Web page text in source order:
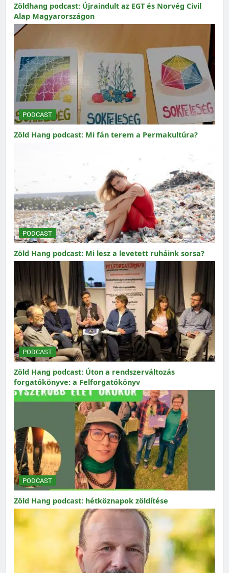
Zöldhang podcast: Újraindult az EGT és Norvég Civil
Alap Magyarországon
PODCAST
Zöld Hang podcast: Mi fán terem a Permakultúra?
PODCAST
Zöld Hang podcast: Mi lesz a levetett ruháink sorsa?
PODCAST
Zöld Hang podcast: Úton a rendszerváltozás
forgatókönyve: a Felforgatókönyv
PODCAST
Zöld Hang podcast: hétköznapok zöldítése